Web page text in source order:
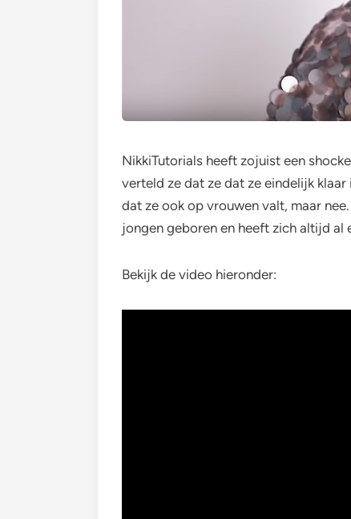
NikkiTutorials heeft zojuist een
verteld ze dat ze dat ze eindelijk
dat ze ook op vrouwen valt, maar
jongen geboren en heeft zich altijd al
Bekijk de video hieronder: